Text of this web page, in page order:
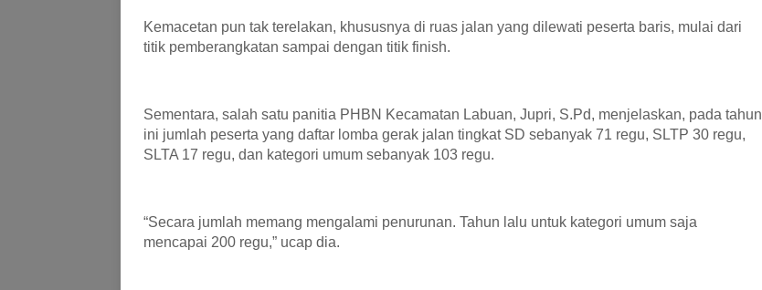
Kemacetan pun tak terelakan, khususnya di ruas jalan yang dilewati peserta baris, mulai dari
titik pemberangkatan sampai dengan titik finish.
Sementara, salah satu panitia PHBN Kecamatan Labuan, Jupri, S.Pd, menjelaskan, pada tahun
ini jumlah peserta yang daftar lomba gerak jalan tingkat SD sebanyak 71 regu, SLTP 30 regu,
SLTA 17 regu, dan kategori umum sebanyak 103 regu.
“Secara jumlah memang mengalami penurunan. Tahun lalu untuk kategori umum saja
mencapai 200 regu,” ucap dia.